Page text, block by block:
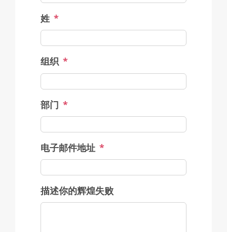
姓 *
组织 *
部门 *
电子邮件地址 *
描述你的辉煌失败